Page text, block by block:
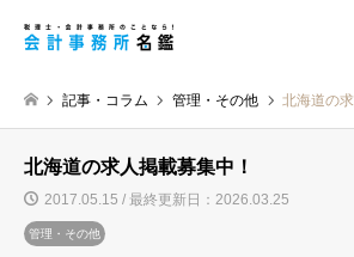
記事・コラム 管理・その他 北海道の
北海道の求人掲載募集中！
2017.05.15 / 最終更新日：2026.03.25
管理・その他